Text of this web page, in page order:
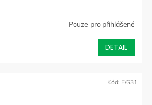
Pouze pro přihlášené
DETAIL
Kód: E/G31